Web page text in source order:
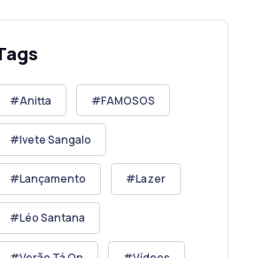
Anitta FAMOSOS
Ivete Sangalo
Lançamento Lazer
Léo Santana